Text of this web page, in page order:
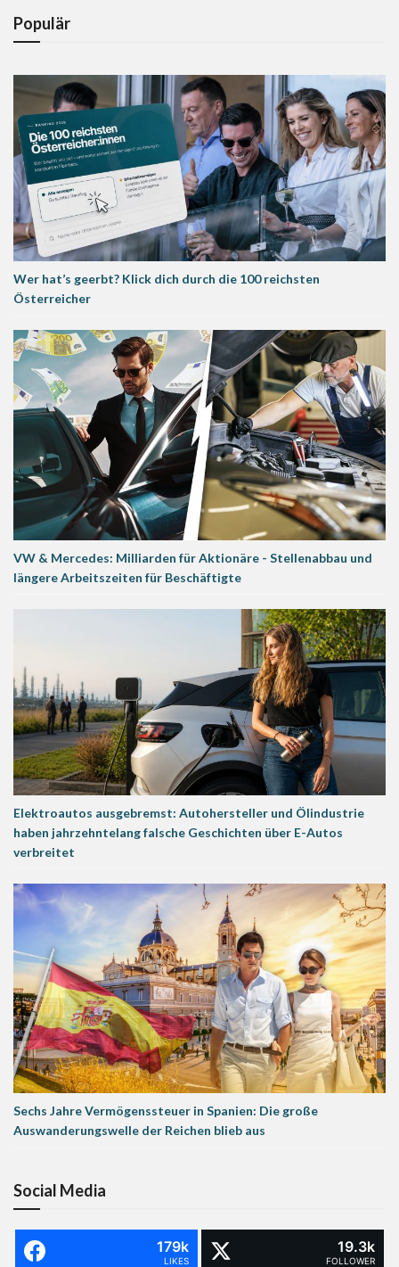
Populär
Wer hat’s geerbt? Klick dich durch die 100 reichsten
Österreicher
VW & Mercedes: Milliarden für Aktionäre - Stellenabbau und
längere Arbeitszeiten für Beschäftigte
Elektroautos ausgebremst: Autohersteller und Ölindustrie
haben jahrzehntelang falsche Geschichten über E-Autos
verbreitet
Sechs Jahre Vermögenssteuer in Spanien: Die große
Auswanderungswelle der Reichen blieb aus
Social Media
179k
LIKES
19.3k
FOLLOWER